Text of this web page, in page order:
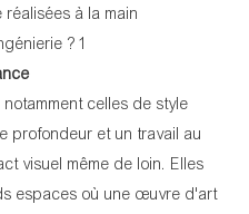
celles de style
profondeur et un travail au
visuel même de loin. Elles
espaces où une œuvre d'art